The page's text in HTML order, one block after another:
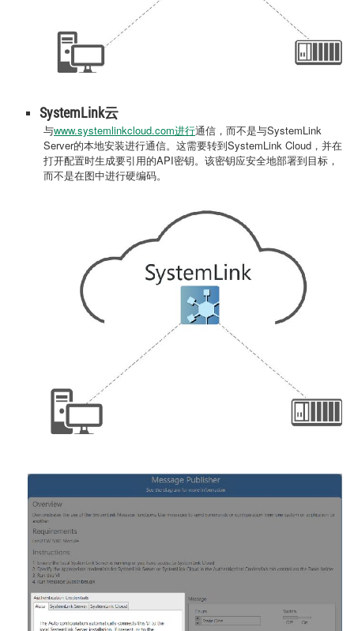
SystemLink云
与www.systemlinkcloud.com进行通信，而不是与SystemLink
Server的本地安装进行通信。这需要转到SystemLink Cloud，并在
打开配置时生成要引用的API密钥。该密钥应安全地部署到目标，
而不是在图中进行硬编码。